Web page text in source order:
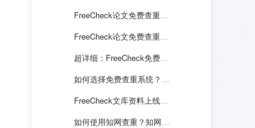
FreeCheck论文免费查重中还有哪些检测系统？
FreeCheck论文免费查重的不同版本介绍
超详细：FreeCheck免费查重使用方法介绍！
如何选择免费查重系统？有哪些靠谱的平台？
FreeCheck文库资料上线！免费下载论文资料
如何使用知网查重？知网系统介绍